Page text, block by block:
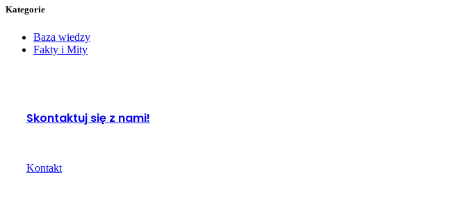
Kategorie
Baza wiedzy
Fakty i Mity
Skontaktuj się z nami!
Kontakt